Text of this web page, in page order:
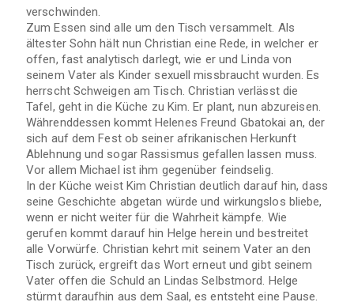
verschwinden.
Zum Essen sind alle um den Tisch versammelt. Als
ältester Sohn hält nun Christian eine Rede, in welcher er
offen, fast analytisch darlegt, wie er und Linda von
seinem Vater als Kinder sexuell missbraucht wurden. Es
herrscht Schweigen am Tisch. Christian verlässt die
Tafel, geht in die Küche zu Kim. Er plant, nun abzureisen.
Währenddessen kommt Helenes Freund Gbatokai an, der
sich auf dem Fest ob seiner afrikanischen Herkunft
Ablehnung und sogar Rassismus gefallen lassen muss.
Vor allem Michael ist ihm gegenüber feindselig.
In der Küche weist Kim Christian deutlich darauf hin, dass
seine Geschichte abgetan würde und wirkungslos bliebe,
wenn er nicht weiter für die Wahrheit kämpfe. Wie
gerufen kommt darauf hin Helge herein und bestreitet
alle Vorwürfe. Christian kehrt mit seinem Vater an den
Tisch zurück, ergreift das Wort erneut und gibt seinem
Vater offen die Schuld an Lindas Selbstmord. Helge
stürmt daraufhin aus dem Saal, es entsteht eine Pause.